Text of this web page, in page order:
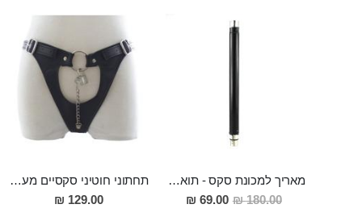
מאריך למכונת סקס - תואם מכונות סקס
180.00 ₪
מחיר
מבצע
69.00 ₪
תחתוני חוטיני סקסיים מעור עם מנעול Akin מקדימה
129.00 ₪